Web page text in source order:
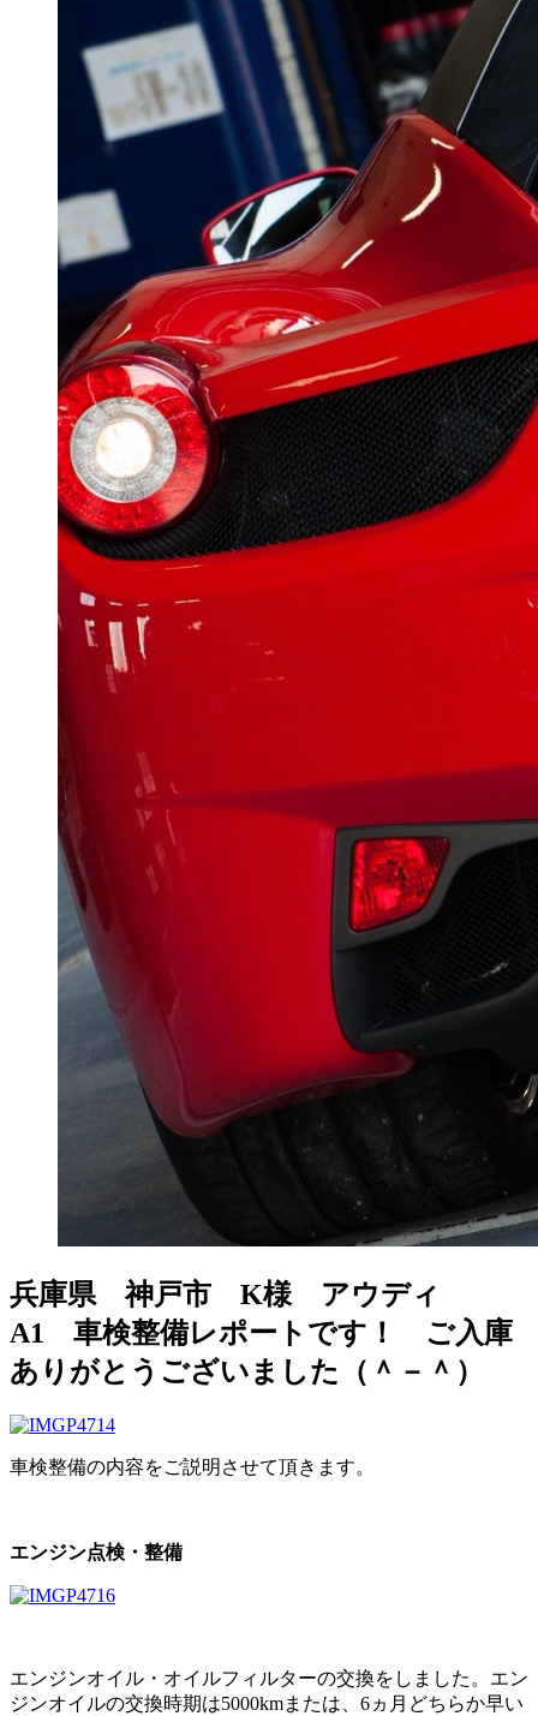
兵庫県 神戸市 K様 アウディ
A1 車検整備レポートです！ ご入庫
ありがとうございました（＾－＾）
車検整備の内容をご説明させて頂きます。
エンジン点検・整備
エンジンオイル・オイルフィルターの交換をしました。エン
ジンオイルの交換時期は5000kmまたは、6ヵ月どちらか早い